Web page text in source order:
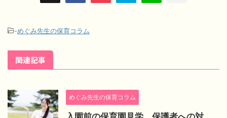
-めぐみ先生の保育コラム
関連記事
めぐみ先生の保育コラム